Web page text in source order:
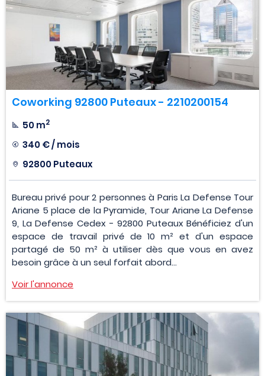
Coworking 92800 Puteaux - 2210200154
50 m2
340 € / mois
92800 Puteaux
Bureau privé pour 2 personnes à Paris La Defense Tour
Ariane 5 place de la Pyramide, Tour Ariane La Defense
9, La Defense Cedex - 92800 Puteaux Bénéficiez d'un
espace de travail privé de 10 m² et d'un espace
partagé de 50 m² à utiliser dès que vous en avez
besoin grâce à un seul forfait abord...
Voir l'annonce